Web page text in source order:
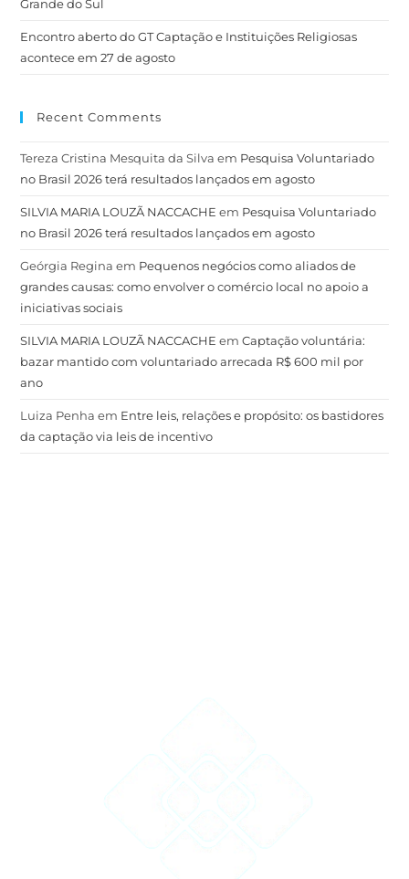
Grande do Sul
Encontro aberto do GT Captação e Instituições Religiosas
acontece em 27 de agosto
Recent Comments
Tereza Cristina Mesquita da Silva em Pesquisa Voluntariado
no Brasil 2026 terá resultados lançados em agosto
SILVIA MARIA LOUZÃ NACCACHE em Pesquisa Voluntariado
no Brasil 2026 terá resultados lançados em agosto
Geórgia Regina em Pequenos negócios como aliados de
grandes causas: como envolver o comércio local no apoio a
iniciativas sociais
SILVIA MARIA LOUZÃ NACCACHE emCaptação voluntária:
bazar mantido com voluntariado arrecada R$ 600 mil por
ano
Luiza Penha em Entre leis, relações e propósito: os bastidores
da captação via leis de incentivo